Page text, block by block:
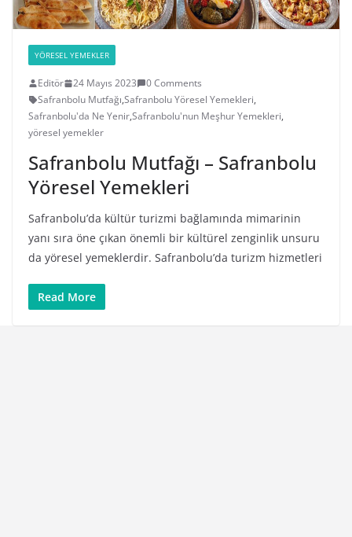
YÖRESEL YEMEKLER
Editör 24 Mayıs 2023
0 Comments
Safranbolu Mutfağı,Safranbolu Yöresel Yemekleri,
Safranbolu'da Ne Yenir,Safranbolu'nun Meşhur Yemekleri,
yöresel yemekler
Safranbolu Mutfağı – Safranbolu
Yöresel Yemekleri
Safranbolu’da kültür turizmi bağlamında mimarinin
yanı sıra öne çıkan önemli bir kültürel zenginlik unsuru
da yöresel yemeklerdir. Safranbolu’da turizm hizmetleri
Read More